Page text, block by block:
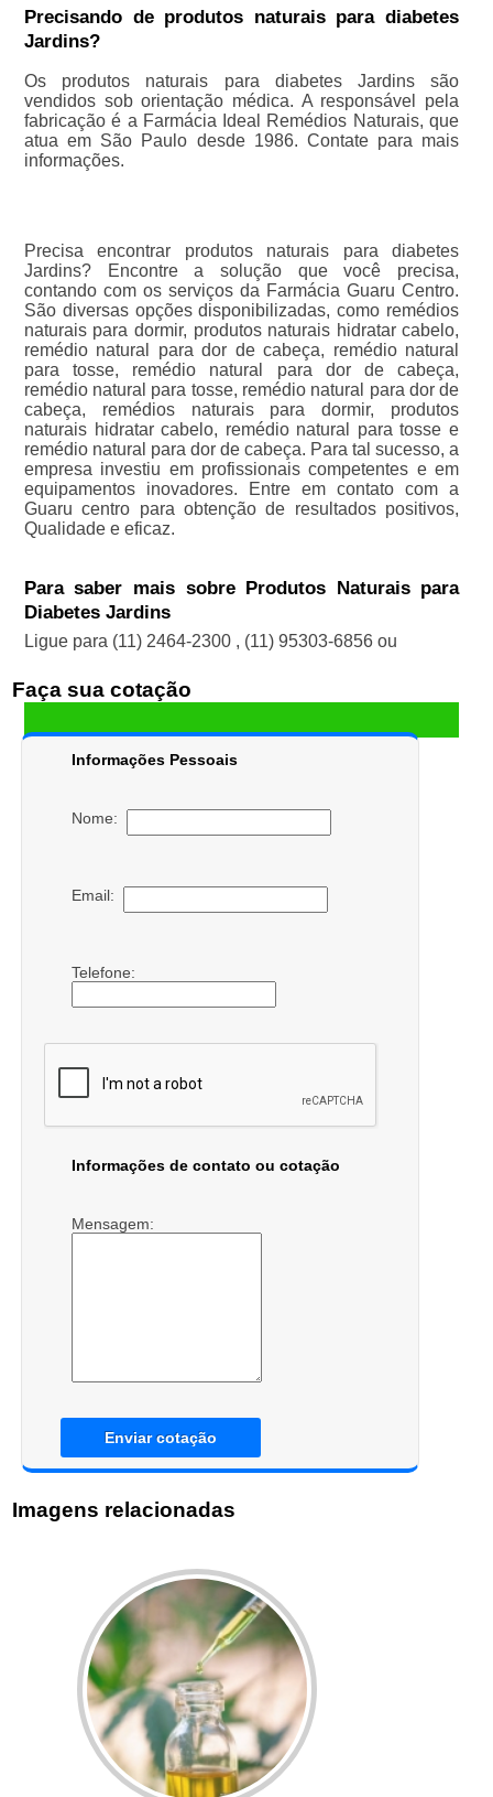
Precisando de produtos naturais para diabetes
Jardins?
Os produtos naturais para diabetes Jardins são
vendidos sob orientação médica. A responsável pela
fabricação é a Farmácia Ideal Remédios Naturais, que
atua em São Paulo desde 1986. Contate para mais
informações.
Precisa encontrar produtos naturais para diabetes
Jardins? Encontre a solução que você precisa,
contando com os serviços da Farmácia Guaru Centro.
São diversas opções disponibilizadas, como remédios
naturais para dormir, produtos naturais hidratar cabelo,
remédio natural para dor de cabeça, remédio natural
para tosse, remédio natural para dor de cabeça,
remédio natural para tosse, remédio natural para dor de
cabeça, remédios naturais para dormir, produtos
naturais hidratar cabelo, remédio natural para tosse e
remédio natural para dor de cabeça. Para tal sucesso, a
empresa investiu em profissionais competentes e em
equipamentos inovadores. Entre em contato com a
Guaru centro para obtenção de resultados positivos,
Qualidade e eficaz.
Para saber mais sobre Produtos Naturais para
Diabetes Jardins
Ligue para (11) 2464-2300 , (11) 95303-6856 ou
Faça sua cotação
Informações Pessoais
Nome:
Email:
Telefone:
Informações de contato ou cotação
Mensagem:
Enviar cotação
Imagens relacionadas